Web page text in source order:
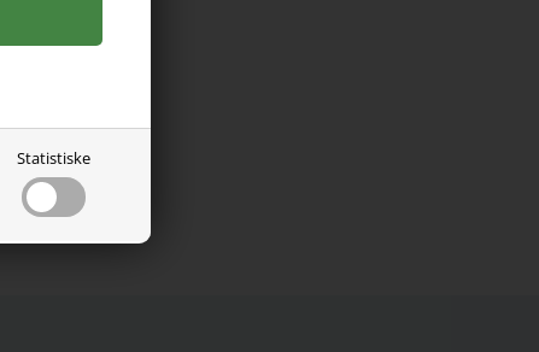
Statistiske